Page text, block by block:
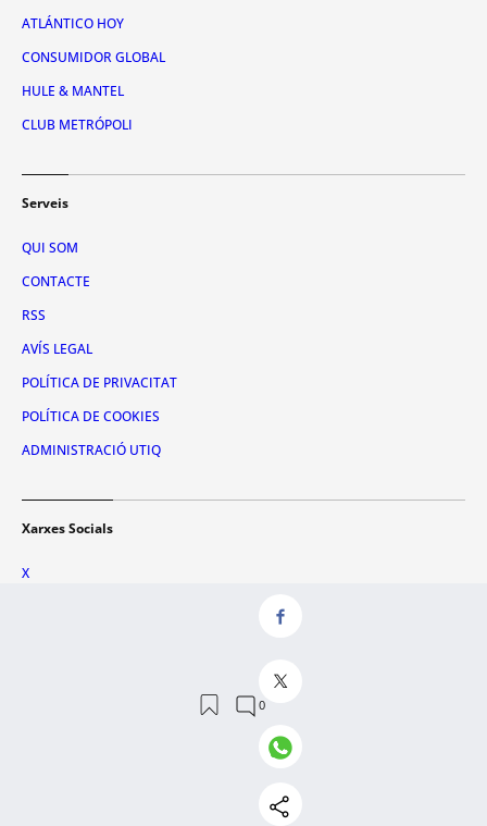
ATLÁNTICO HOY
CONSUMIDOR GLOBAL
HULE & MANTEL
CLUB METRÓPOLI
Serveis
QUI SOM
CONTACTE
RSS
AVÍS LEGAL
POLÍTICA DE PRIVACITAT
POLÍTICA DE COOKIES
ADMINISTRACIÓ UTIQ
Xarxes Socials
X
© 2026 Metrópoli Abierta, SLU